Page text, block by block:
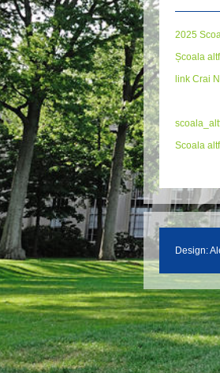
2025
Școala
link Crai
Scoala
Design: